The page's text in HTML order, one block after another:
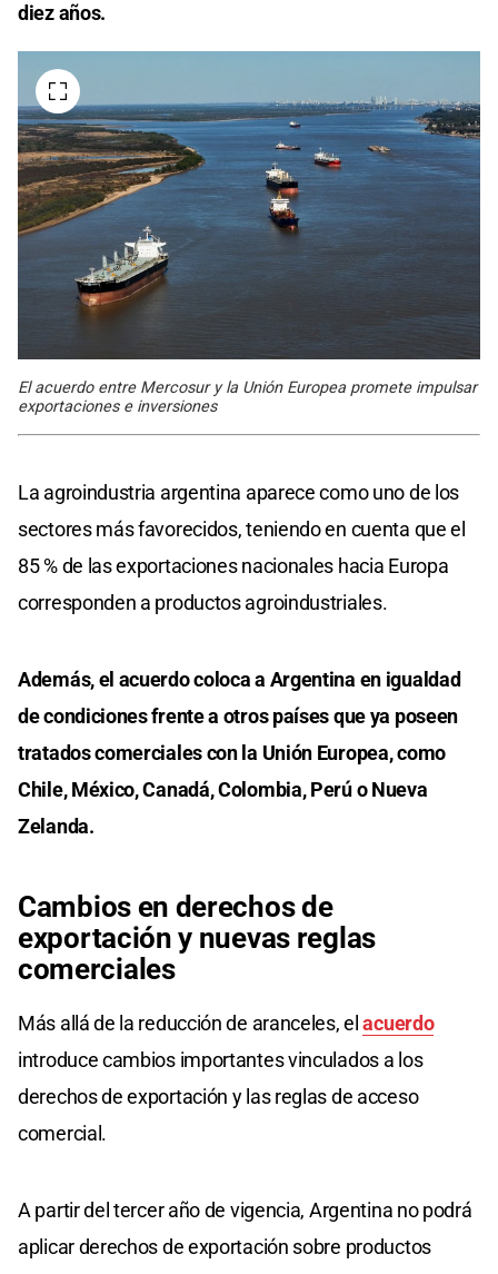
diez años.
El acuerdo entre Mercosur y la Unión Europea promete impulsar
exportaciones e inversiones
La agroindustria argentina aparece como uno de los
sectores más favorecidos, teniendo en cuenta que el
85 % de las exportaciones nacionales hacia Europa
corresponden a productos agroindustriales.
Además, el acuerdo coloca a Argentina en igualdad
de condiciones frente a otros países que ya poseen
tratados comerciales con la Unión Europea, como
Chile, México, Canadá, Colombia, Perú o Nueva
Zelanda.
Cambios en derechos de
exportación y nuevas reglas
comerciales
Más allá de la reducción de aranceles, elacuerdo
introduce cambios importantes vinculados a los
derechos de exportación y las reglas de acceso
comercial.
A partir del tercer año de vigencia, Argentina no podrá
aplicar derechos de exportación sobre productos